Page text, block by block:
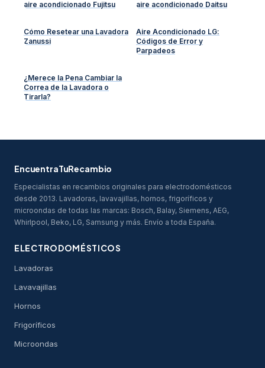
aire acondicionado Fujitsu
aire acondicionado Daitsu
Cómo Resetear una Lavadora
Zanussi
Aire Acondicionado LG:
Códigos de Error y
Parpadeos
¿Merece la Pena Cambiar la
Correa de la Lavadora o
Tirarla?
EncuentraTuRecambio
Especialistas en recambios originales para electrodomésticos
desde 2013. Lavadoras, lavavajillas, hornos, frigoríficos y
microondas de todas las marcas: Bosch, Balay, Siemens, AEG,
Whirlpool, Beko, LG, Samsung y más. Envío a toda España.
ELECTRODOMÉSTICOS
Lavadoras
Lavavajillas
Hornos
Frigoríficos
Microondas